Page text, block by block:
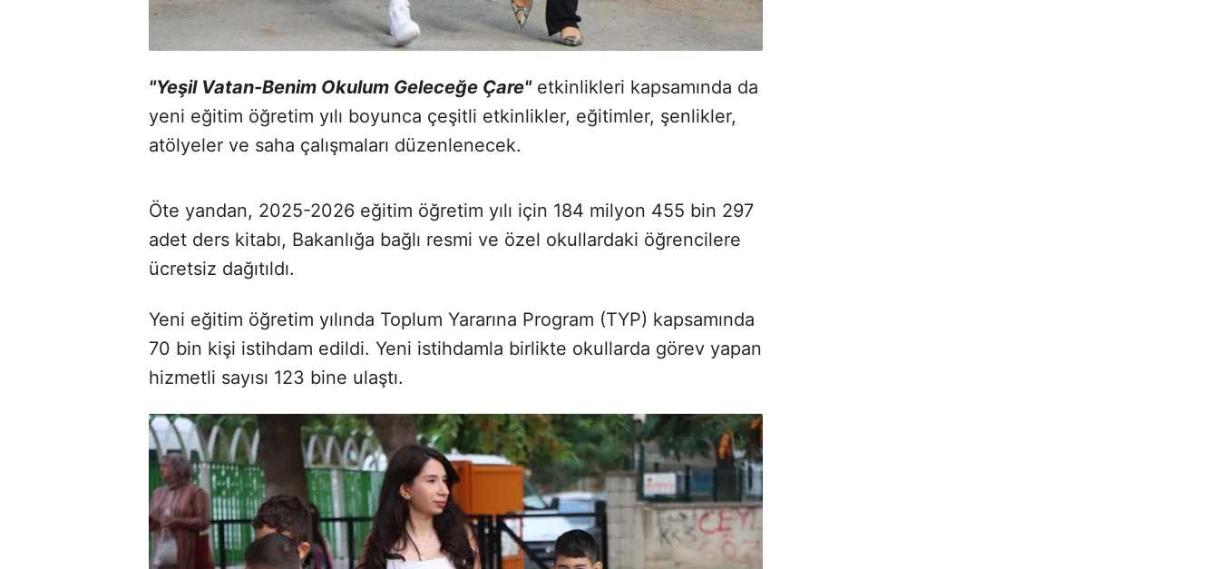
"Yeşil Vatan-Benim Okulum Geleceğe Çare"etkinlikleri kapsamında da
yeni eğitim öğretim yılı boyunca çeşitli etkinlikler, eğitimler, şenlikler,
atölyeler ve saha çalışmaları düzenlenecek.
Öte yandan, 2025-2026 eğitim öğretim yılı için 184 milyon 455 bin 297
adet ders kitabı, Bakanlığa bağlı resmi ve özel okullardaki öğrencilere
ücretsiz dağıtıldı.
Yeni eğitim öğretim yılında Toplum Yararına Program (TYP) kapsamında
70 bin kişi istihdam edildi. Yeni istihdamla birlikte okullarda görev yapan
hizmetli sayısı 123 bine ulaştı.